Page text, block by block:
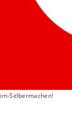
Selbermachen!